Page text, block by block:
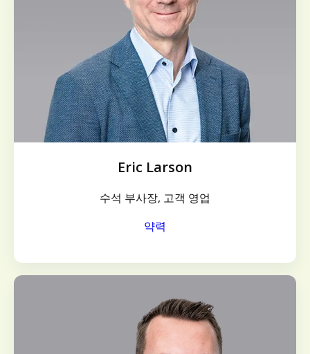
Eric Larson
수석 부사장, 고객 영업
약력